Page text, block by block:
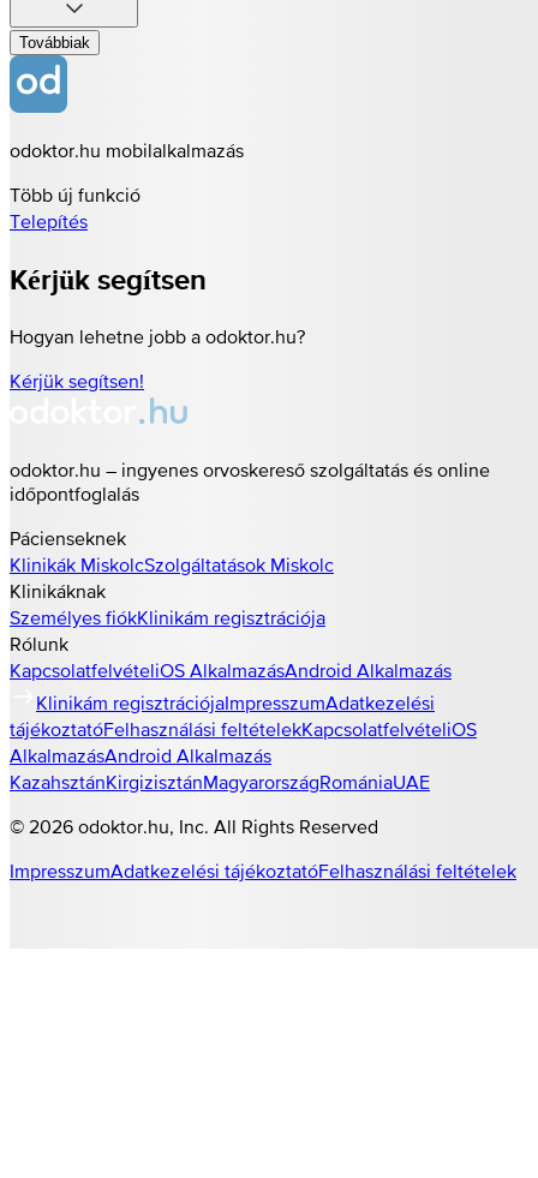
Továbbiak
odoktor.hu mobilalkalmazás
Több új funkció
Telepítés
Kérjük segítsen
Hogyan lehetne jobb a odoktor.hu?
Kérjük segítsen!
odoktor.hu – ingyenes orvoskereső szolgáltatás és online
időpontfoglalás
Pácienseknek
Klinikák MiskolcSzolgáltatások Miskolc
Klinikáknak
Személyes fiókKlinikám regisztrációja
Rólunk
KapcsolatfelvételiOS AlkalmazásAndroid Alkalmazás
Klinikám regisztrációjaImpresszumAdatkezelési
tájékoztatóFelhasználási feltételekKapcsolatfelvételiOS
AlkalmazásAndroid Alkalmazás
KazahsztánKirgizisztánMagyarországRomániaUAE
© 2026 odoktor.hu , Inc. All Rights Reserved
ImpresszumAdatkezelési tájékoztatóFelhasználási feltételek